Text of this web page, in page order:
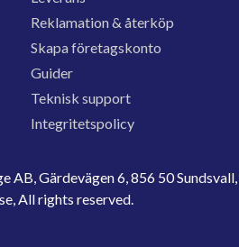
Reklamation & återköp
Skapa företagskonto
Guider
Teknisk support
Integritetspolicy
AB, Gärdevägen 6, 856 50
All rights reserved.